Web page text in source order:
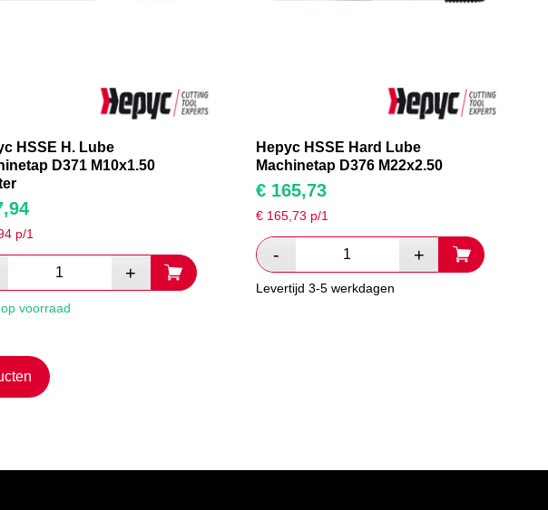
HSSE H. Lube
D371 M10x1.50
p/1
voorraad
Hepyc HSSE Hard Lube
Machinetap D376 M22x2.50
€165,73
€ 165,73 p/1
Levertijd 3-5 werkdagen